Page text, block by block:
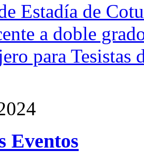
Estadía de
a doble
para Tesistas
Eventos